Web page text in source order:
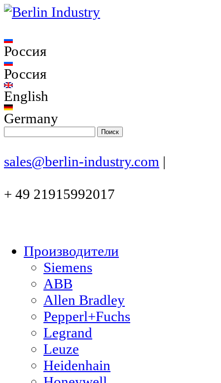
Россия
Россия
English
Germany
sales@berlin-industry.com |
+ 49 21915992017
Производители
Siemens
ABB
Allen Bradley
Pepperl+Fuchs
Legrand
Leuze
Heidenhain